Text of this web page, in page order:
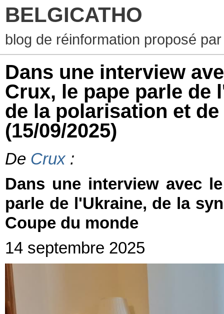
BELGICATHO
blog de réinformation proposé
Dans une interview
Crux, le pape parle de
de la polarisation et
(15/09/2025)
De Crux:
Dans une interview avec
parle de l'Ukraine, de la
Coupe du monde
14 septembre 2025